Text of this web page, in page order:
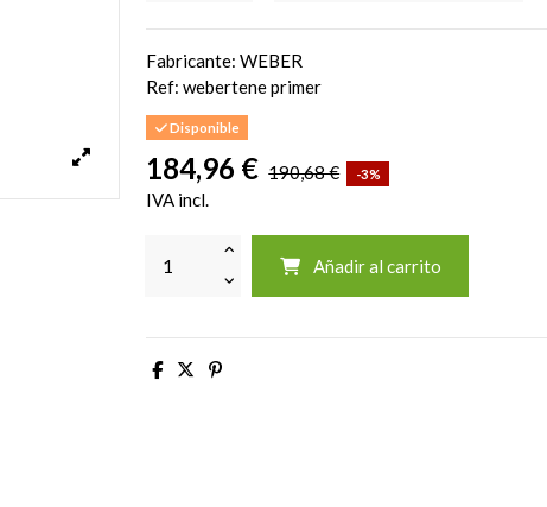
Fabricante: WEBER
Ref: webertene primer
Disponible
184,96 € 190,68 € -3%
IVA incl.
Añadir al carrito